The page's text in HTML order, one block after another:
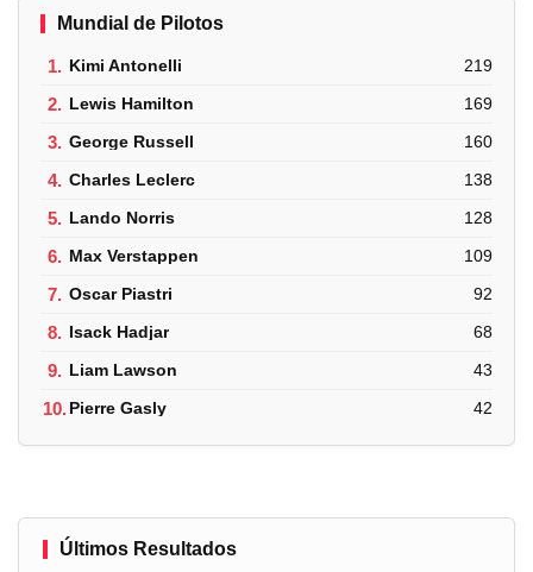
Mundial de Pilotos
1. Kimi Antonelli 219
2. Lewis Hamilton 169
3. George Russell 160
4. Charles Leclerc 138
5. Lando Norris 128
6. Max Verstappen 109
7. Oscar Piastri 92
8. Isack Hadjar 68
9. Liam Lawson 43
10.Pierre Gasly 42
Últimos Resultados